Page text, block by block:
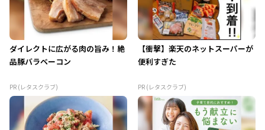
ダイレクトに広がる肉の旨み！絶
品豚バラベーコン
PR (レタスクラブ)
【衝撃】楽天のネットスーパーが
便利すぎた
PR (レタスクラブ)